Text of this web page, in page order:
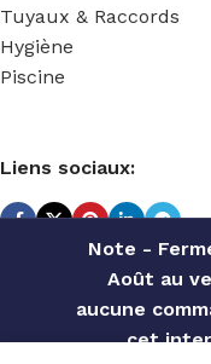
Note -
Août au
aucune
cet
Tuyaux & Raccords
Hygiène
Piscine
Liens sociaux:
TECHNIDOSE
MIXRITE